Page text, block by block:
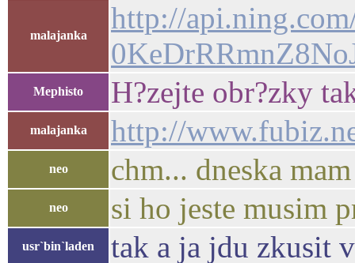
malajanka
http://
Mephisto H?zejte obr?zky
malajanka http://
neo chm... dneska
neo si ho jeste musim
usr`bin`laden tak a ja jdu zkusit